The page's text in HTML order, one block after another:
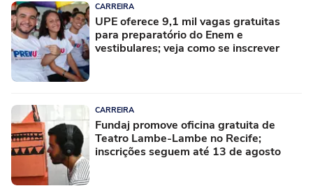
CARREIRA
UPE oferece 9,1 mil vagas gratuitas
para preparatório do Enem e
vestibulares; veja como se inscrever
CARREIRA
Fundaj promove oficina gratuita de
Teatro Lambe-Lambe no Recife;
inscrições seguem até 13 de agosto